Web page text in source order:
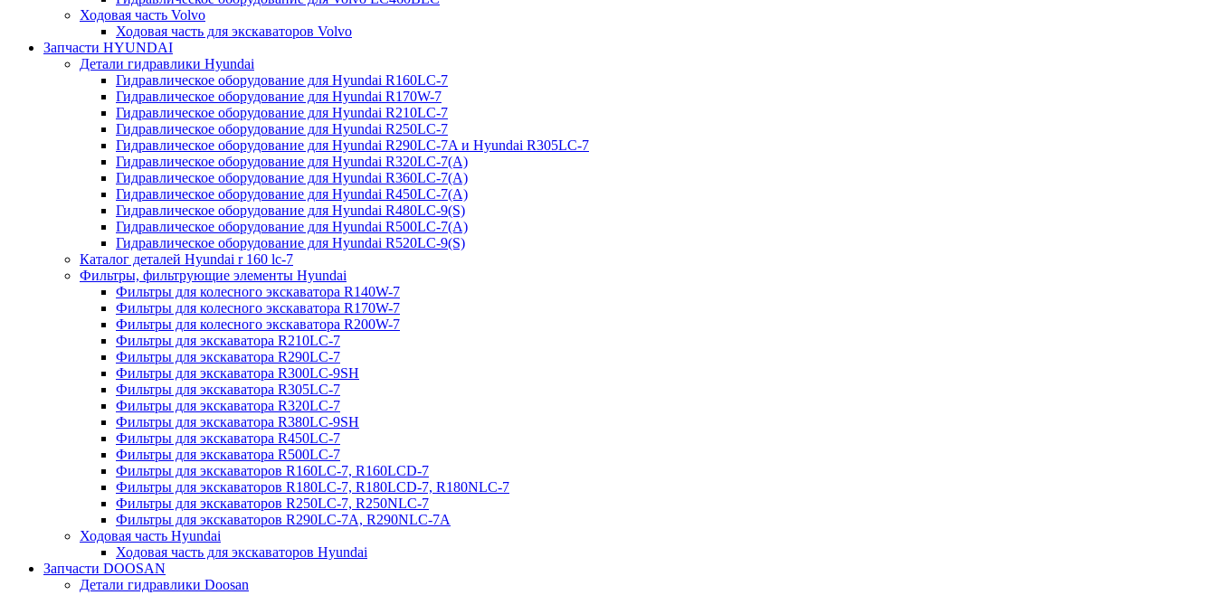
Ходовая часть Volvo
Ходовая часть для экскаваторов Volvo
Запчасти HYUNDAI
Детали гидравлики Hyundai
Гидравлическое оборудование для Hyundai R160LC-7
Гидравлическое оборудование для Hyundai R170W-7
Гидравлическое оборудование для Hyundai R210LC-7
Гидравлическое оборудование для Hyundai R250LC-7
Гидравлическое оборудование для Hyundai R290LC-7A и Hyundai R305LC-7
Гидравлическое оборудование для Hyundai R320LC-7(A)
Гидравлическое оборудование для Hyundai R360LC-7(A)
Гидравлическое оборудование для Hyundai R450LC-7(A)
Гидравлическое оборудование для Hyundai R480LC-9(S)
Гидравлическое оборудование для Hyundai R500LC-7(A)
Гидравлическое оборудование для Hyundai R520LC-9(S)
Каталог деталей Hyundai r 160 lc-7
Фильтры, фильтрующие элементы Hyundai
Фильтры для колесного экскаватора R140W-7
Фильтры для колесного экскаватора R170W-7
Фильтры для колесного экскаватора R200W-7
Фильтры для экскаватора R210LC-7
Фильтры для экскаватора R290LC-7
Фильтры для экскаватора R300LC-9SH
Фильтры для экскаватора R305LC-7
Фильтры для экскаватора R320LC-7
Фильтры для экскаватора R380LC-9SH
Фильтры для экскаватора R450LC-7
Фильтры для экскаватора R500LC-7
Фильтры для экскаваторов R160LC-7, R160LCD-7
Фильтры для экскаваторов R180LC-7, R180LCD-7, R180NLC-7
Фильтры для экскаваторов R250LC-7, R250NLC-7
Фильтры для экскаваторов R290LC-7A, R290NLC-7A
Ходовая часть Hyundai
Ходовая часть для экскаваторов Hyundai
Запчасти DOOSAN
Детали гидравлики Doosan